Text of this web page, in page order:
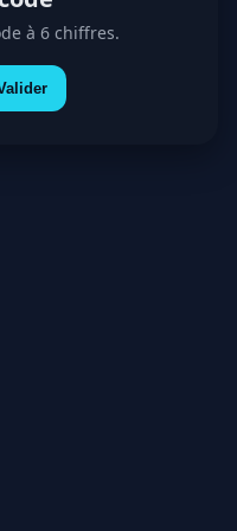
à 6 chiffres.